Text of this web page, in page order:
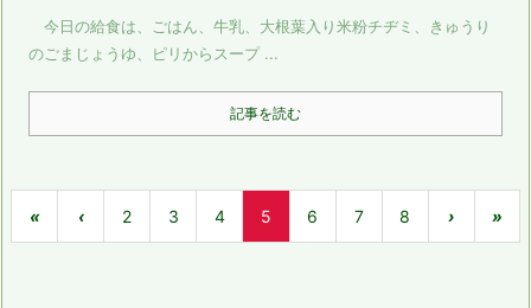
今日の給食は、ごはん、牛乳、大根葉入り米粉チヂミ、きゅうり
のごまじょうゆ、ピリからスープ ...
記事を読む
« ‹ 2 3 4 5 6 7 8 › »